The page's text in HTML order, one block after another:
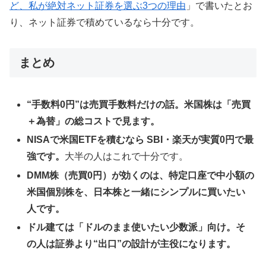
ど、私が絶対ネット証券を選ぶ3つの理由 」で書いたとお
り、ネット証券で積めているなら十分です。
まとめ
“手数料0円”は売買手数料だけの話。米国株は「売買
＋為替」の総コストで見ます。
NISAで米国ETFを積むなら SBI・楽天が実質0円で最
強です。 大半の人はこれで十分です。
DMM株（売買0円）が効くのは、特定口座で中小額の
米国個別株を、日本株と一緒にシンプルに買いたい
人です。
ドル建ては「ドルのまま使いたい少数派」向け。そ
の人は証券より“出口”の設計が主役になります。